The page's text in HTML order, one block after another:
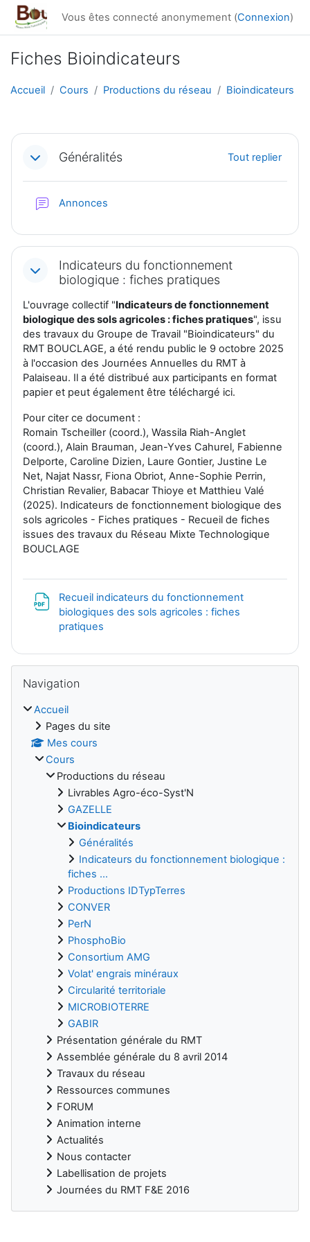
Passer au contenu principal
Vous êtes connecté anonymement (Connexion)
Fiches Bioindicateurs
Accueil Cours Productions du réseau Bioindicateurs
Résumé de section
Généralités Tout replier
Annonces
Indicateurs du fonctionnement
biologique : fiches pratiques
L'ouvrage collectif "Indicateurs de fonctionnement
biologique des sols agricoles : fiches pratiques", issu
des travaux du Groupe de Travail "Bioindicateurs" du
RMT BOUCLAGE, a été rendu public le 9 octobre 2025
à l'occasion des Journées Annuelles du RMT à
Palaiseau. Il a été distribué aux participants en format
papier et peut également être téléchargé ici.
Pour citer ce document :
Romain Tscheiller (coord.), Wassila Riah-Anglet
(coord.), Alain Brauman, Jean-Yves Cahurel, Fabienne
Delporte, Caroline Dizien, Laure Gontier, Justine Le
Net, Najat Nassr, Fiona Obriot, Anne-Sophie Perrin,
Christian Revalier, Babacar Thioye et Matthieu Valé
(2025). Indicateurs de fonctionnement biologique des
sols agricoles - Fiches pratiques - Recueil de fiches
issues des travaux du Réseau Mixte Technologique
BOUCLAGE
Recueil indicateurs du fonctionnement
biologiques des sols agricoles : fiches
pratiques
Blocs
Navigation
Accueil
Pages du site
Mes cours
Cours
Productions du réseau
Livrables Agro-éco-Syst'N
GAZELLE
Bioindicateurs
Généralités
Indicateurs du fonctionnement biologique :
fiches ...
Productions IDTypTerres
CONVER
PerN
PhosphoBio
Consortium AMG
Volat' engrais minéraux
Circularité territoriale
MICROBIOTERRE
GABIR
Présentation générale du RMT
Assemblée générale du 8 avril 2014
Travaux du réseau
Ressources communes
FORUM
Animation interne
Actualités
Nous contacter
Labellisation de projets
Journées du RMT F&E 2016